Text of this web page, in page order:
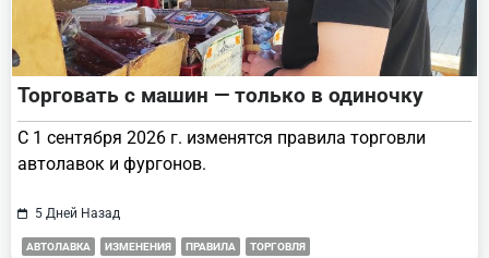
Торговать с машин — только в одиночку
С 1 сентября 2026 г. изменятся правила торговли
автолавок и фургонов.
5 Дней Назад
АВТОЛАВКА ИЗМЕНЕНИЯ ПРАВИЛА ТОРГОВЛЯ